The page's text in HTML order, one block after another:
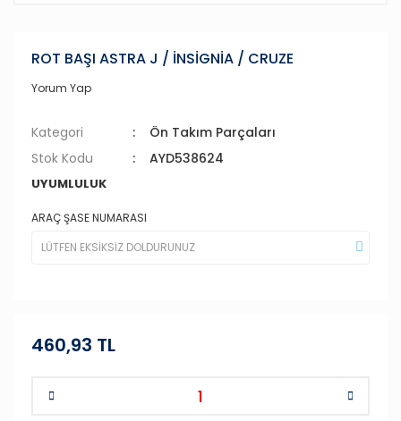
ROT BAŞI ASTRA J / İNSİGNİA / CRUZE
Yorum Yap
Kategori
Ön Takım Parçaları
Stok Kodu
AYD538624
UYUMLULUK
ARAÇ ŞASE NUMARASI
460,93 TL